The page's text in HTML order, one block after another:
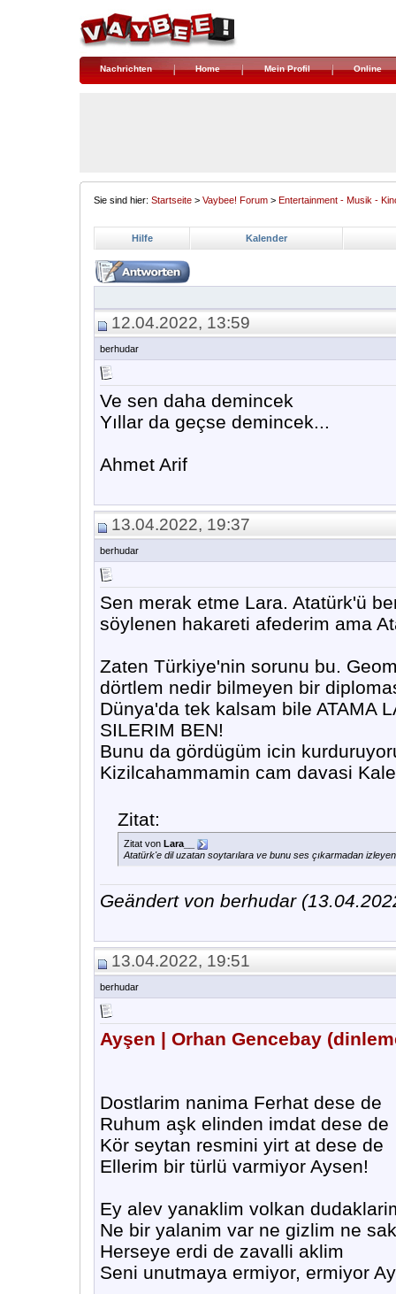
Nachrichten Home Mein Profil Online
Sie sind hier: Startseite > Vaybee! Forum > Entertainment - Musik -
Hilfe Kalender
12.04.2022, 13:59
berhudar
Ve sen daha demincek
Yıllar da geçse demincek...
Ahmet Arif
13.04.2022, 19:37
berhudar
Sen merak etme Lara. Atatürk'ü
söylenen hakareti afederim ama
Zaten Türkiye'nin sorunu bu.
dörtlem nedir bilmeyen bir
Dünya'da tek kalsam bile ATAMA
SILERIM BEN!
Bunu da gördügüm icin
Kizilcahammamin cam davasi
Zitat:
Zitat von Lara__
Atatürk'e dil uzatan soytarılara ve bunu ses çıkarmadan
Geändert von berhudar
13.04.2022, 19:51
berhudar
Ayşen | Orhan Gencebay
Dostlarim nanima Ferhat dese de
Ruhum aşk elinden imdat dese de
Kör seytan resmini yirt at dese de
Ellerim bir türlü varmiyor Aysen!
Ey alev yanaklim volkan
Ne bir yalanim var ne gizlim ne
Herseye erdi de zavalli aklim
Seni unutmaya ermiyor, ermiyor